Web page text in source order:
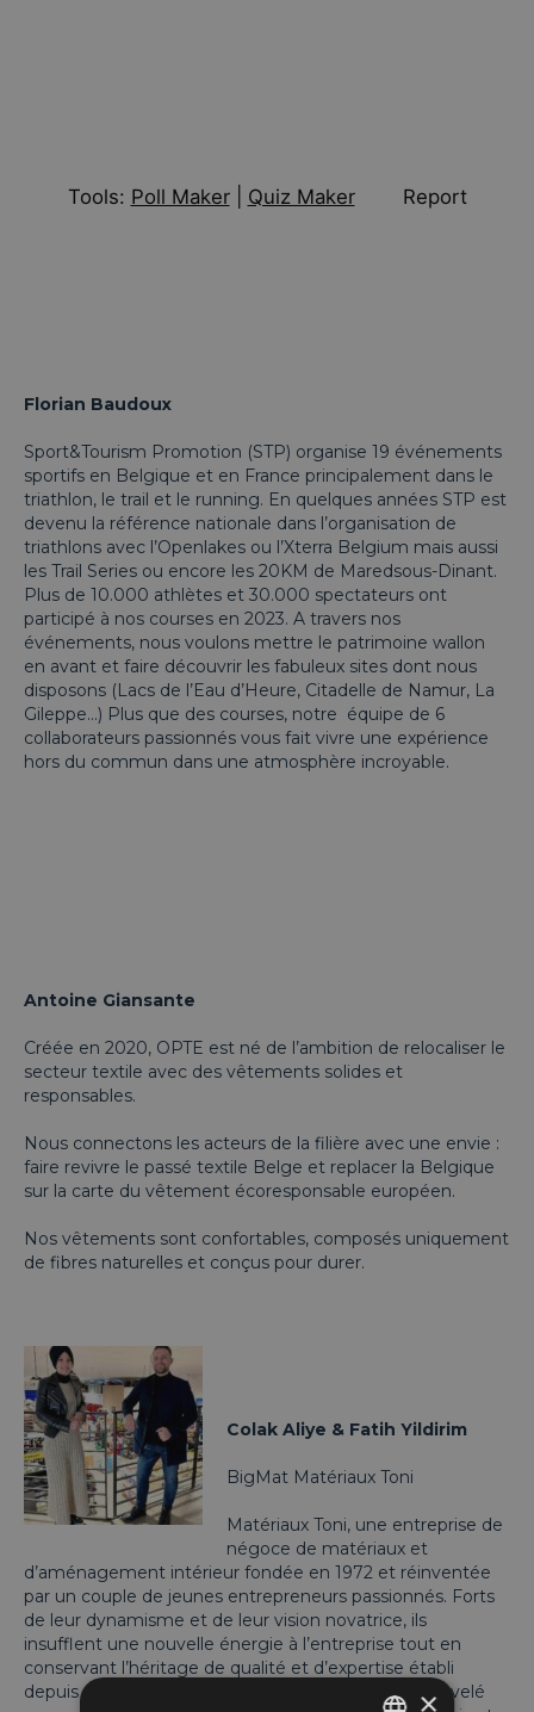
Florian Baudoux
Sport&Tourism Promotion (STP) organise 19 événements
sportifs en Belgique et en France principalement dans le
triathlon, le trail et le running. En quelques années STP est
devenu la référence nationale dans l’organisation de
triathlons avec l’Openlakes ou l’Xterra Belgium mais aussi
les Trail Series ou encore les 20KM de Maredsous-Dinant.
Plus de 10.000 athlètes et 30.000 spectateurs ont
participé à nos courses en 2023. A travers nos
événements, nous voulons mettre le patrimoine wallon
en avant et faire découvrir les fabuleux sites dont nous
disposons (Lacs de l’Eau d’Heure, Citadelle de Namur, La
Gileppe…) Plus que des courses, notre équipe de 6
collaborateurs passionnés vous fait vivre une expérience
hors du commun dans une atmosphère incroyable.
Antoine Giansante
Créée en 2020, OPTE est né de l’ambition de relocaliser le
secteur textile avec des vêtements solides et
responsables.
Nous connectons les acteurs de la filière avec une envie :
faire revivre le passé textile Belge et replacer la Belgique
sur la carte du vêtement écoresponsable européen.
Nos vêtements sont confortables, composés uniquement
de fibres naturelles et conçus pour durer.
Colak Aliye & Fatih Yildirim
BigMat Matériaux Toni
Matériaux Toni, une entreprise de
négoce de matériaux et
d’aménagement intérieur fondée en 1972 et réinventée
par un couple de jeunes entrepreneurs passionnés. Forts
de leur dynamisme et de leur vision novatrice, ils
insufflent une nouvelle énergie à l’entreprise tout en
conservant l’héritage de qualité et d’expertise établi
depuis des décennies. Avec un engagement renouvelé
×